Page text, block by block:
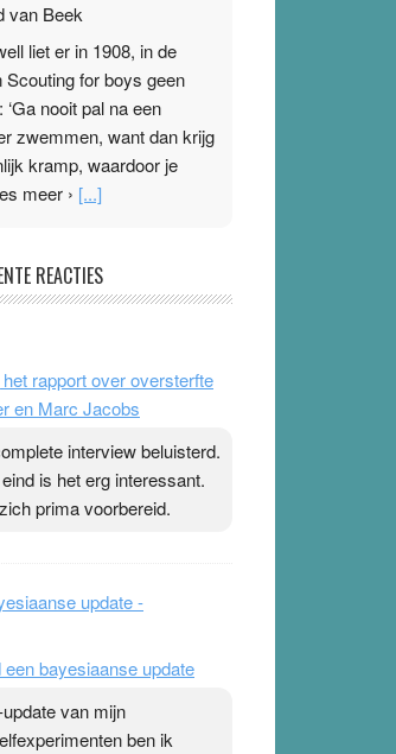
van Beek
liet er in 1908, in de
for boys geen
nooit pal na een
zwemmen, want dan krijg
kramp, waardoor je
meer › [...]
van Beek
ermee hun hartslag te
zuurstof opnemen.
geen effect. Maar het
Pleisterplakkers in de
REACTIES
rapport over oversterfte
en Marc Jacobs
interview beluisterd.
is het erg interessant.
prima voorbereid.
update -
bayesiaanse update
van mijn
ben ik